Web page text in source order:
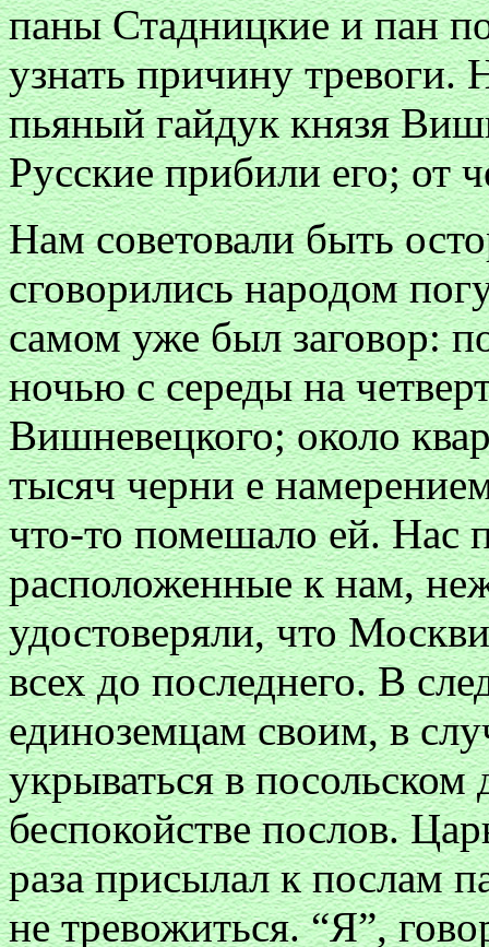
паны Стадницкие и пан
узнать причину тревоги.
пьяный гайдук князя
Русские прибили его; от
Нам советовали быть
сговорились народом
самом уже был заговор:
ночью с середы на
Вишневецкого; около
тысяч черни е
что-то помешало ей. Нас
расположенные к нам,
удостоверяли, что
всех до последнего. В
единоземцам своим, в
укрываться в
беспокойстве послов.
раза присылал к послам
не тревожиться. “Я”,